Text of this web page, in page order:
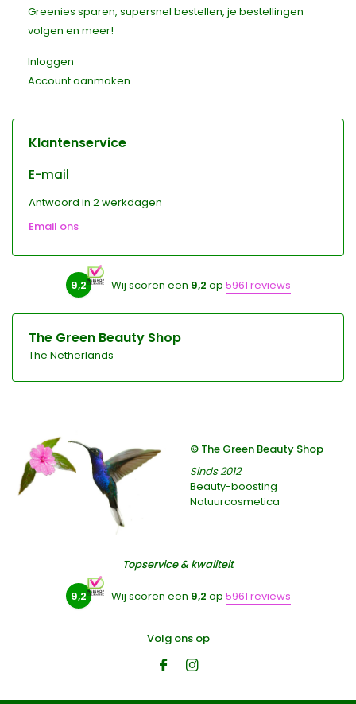
Greenies sparen, supersnel bestellen, je bestellingen
volgen en meer!
Inloggen
Account aanmaken
Klantenservice
E-mail
Antwoord in 2 werkdagen
Email ons
9,2 Wij scoren een 9,2 op 5961 reviews
The Green Beauty Shop
The Netherlands
© The Green Beauty Shop
Sinds 2012
Beauty-boosting
Natuurcosmetica
Topservice & kwaliteit
9,2 Wij scoren een 9,2 op 5961 reviews
Volg ons op